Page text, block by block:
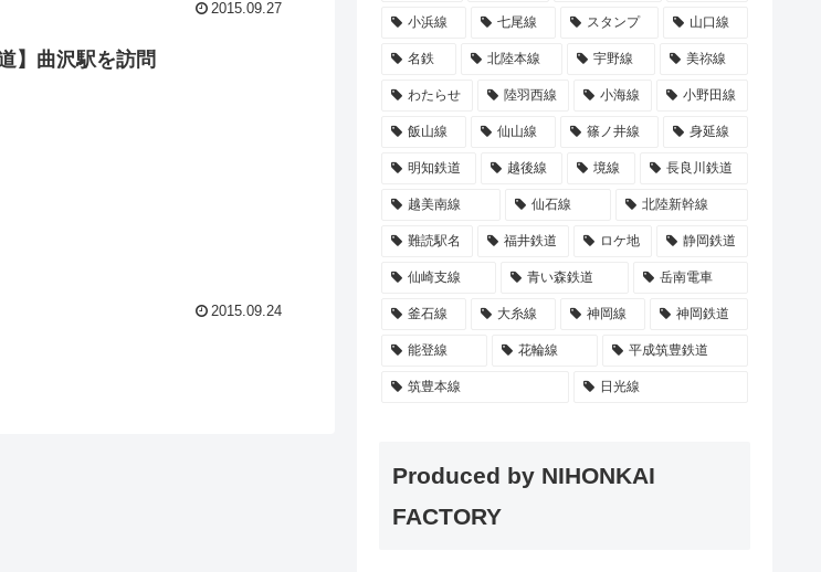
2015.09.27
】曲沢駅を訪問
2015.09.24
小浜線 七尾線 スタンプ 山口線
名鉄 北陸本線 宇野線 美祢線
わたらせ 陸羽西線 小海線 小野田線
飯山線 仙山線 篠ノ井線 身延線
明知鉄道 越後線 境線 長良川鉄道
越美南線 仙石線 北陸新幹線
難読駅名 福井鉄道 ロケ地 静岡鉄道
仙崎支線 青い森鉄道 岳南電車
釜石線 大糸線 神岡線 神岡鉄道
能登線 花輪線 平成筑豊鉄道
筑豊本線 日光線
Produced by NIHONKAI
FACTORY